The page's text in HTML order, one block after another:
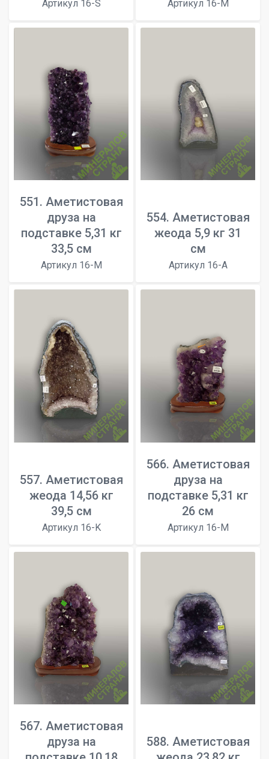
Артикул 16-S Артикул 16-M
551. Аметистовая
друза на
подставке 5,31 кг
33,5 см
Артикул 16-M
554. Аметистовая
жеода 5,9 кг 31
см
Артикул 16-A
557. Аметистовая
жеода 14,56 кг
39,5 см
Артикул 16-K
566. Аметистовая
друза на
подставке 5,31 кг
26 см
Артикул 16-M
567. Аметистовая
друза на
588. Аметистовая